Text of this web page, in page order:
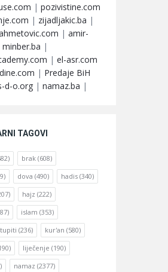
| pozivistine.com
| zijadljakic.ba |
| amir-
minber.ba |
| el-asr.com
| Predaje BiH
d-o.org | namaz.ba |
TAGOVI
brak (608)
dova (490) hadis (340)
hajz (222)
islam (353)
(236) kur'an (580)
liječenje (190)
namaz (2377)